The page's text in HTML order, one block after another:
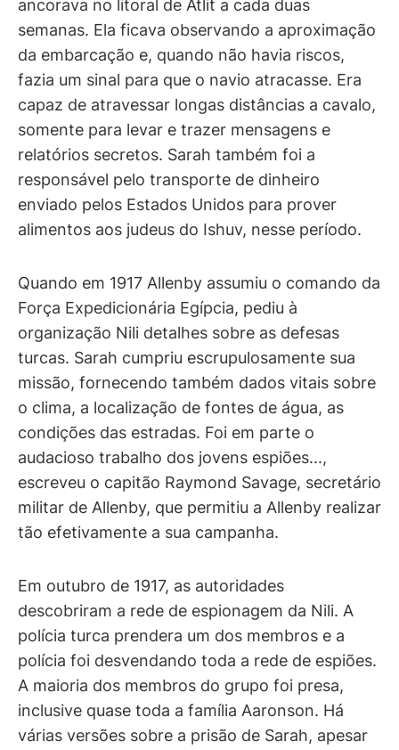
ancorava no litoral de Atlit a cada duas
semanas. Ela ficava observando a aproximação
da embarcação e, quando não havia riscos,
fazia um sinal para que o navio atracasse. Era
capaz de atravessar longas distâncias a cavalo,
somente para levar e trazer mensagens e
relatórios secretos. Sarah também foi a
responsável pelo transporte de dinheiro
enviado pelos Estados Unidos para prover
alimentos aos judeus do Ishuv, nesse período.
Quando em 1917 Allenby assumiu o comando da
Força Expedicionária Egípcia, pediu à
organização Nili detalhes sobre as defesas
turcas. Sarah cumpriu escrupulosamente sua
missão, fornecendo também dados vitais sobre
o clima, a localização de fontes de água, as
condições das estradas. Foi em parte o
audacioso trabalho dos jovens espiões...,
escreveu o capitão Raymond Savage, secretário
militar de Allenby, que permitiu a Allenby realizar
tão efetivamente a sua campanha.
Em outubro de 1917, as autoridades
descobriram a rede de espionagem da Nili. A
polícia turca prendera um dos membros e a
polícia foi desvendando toda a rede de espiões.
A maioria dos membros do grupo foi presa,
inclusive quase toda a família Aaronson. Há
várias versões sobre a prisão de Sarah, apesar